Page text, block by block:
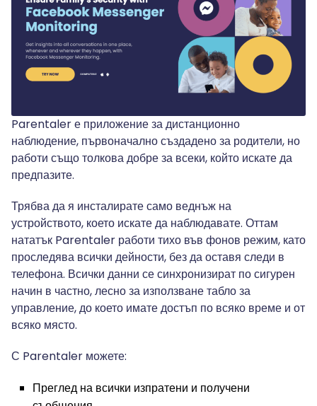
Parentaler е приложение за дистанционно
наблюдение, първоначално създадено за родители, но
работи също толкова добре за всеки, който искате да
предпазите.
Трябва да я инсталирате само веднъж на
устройството, което искате да наблюдавате. Оттам
нататък Parentaler работи тихо във фонов режим, като
проследява всички дейности, без да оставя следи в
телефона. Всички данни се синхронизират по сигурен
начин в частно, лесно за използване табло за
управление, до което имате достъп по всяко време и от
всяко място.
С Parentaler можете:
Преглед на всички изпратени и получени